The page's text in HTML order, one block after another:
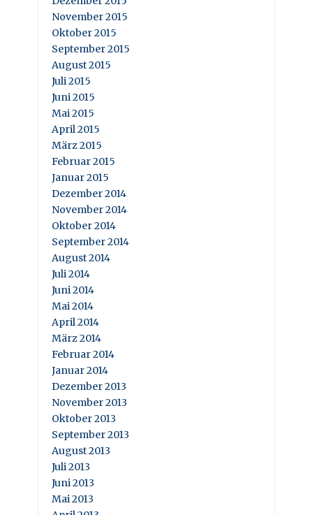
November 2015
Oktober 2015
September 2015
August 2015
Juli 2015
Juni 2015
Mai 2015
April 2015
März 2015
Februar 2015
Januar 2015
Dezember 2014
November 2014
Oktober 2014
September 2014
August 2014
Juli 2014
Juni 2014
Mai 2014
April 2014
März 2014
Februar 2014
Januar 2014
Dezember 2013
November 2013
Oktober 2013
September 2013
August 2013
Juli 2013
Juni 2013
Mai 2013